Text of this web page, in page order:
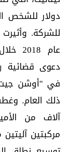
دولار ‏للشخص
للشركة.‏
عام
دعوى قضائية
في "أوشن
ذلك العام.‏
آلاف من
مركبتين